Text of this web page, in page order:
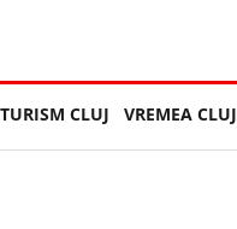
TURISM CLUJ VREMEA CLUJ